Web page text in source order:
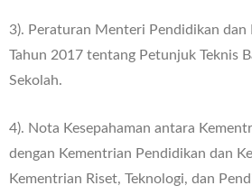
3). Peraturan Menteri Pendidikan dan
Tahun 2017 tentang Petunjuk Teknis
Sekolah.
4). Nota Kesepahaman antara
dengan Kementrian Pendidikan dan
Kementrian Riset, Teknologi, dan